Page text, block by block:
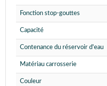
Fonction stop-gouttes
Capacité
Contenance du réservoir d'eau
Matériau carrosserie
Couleur